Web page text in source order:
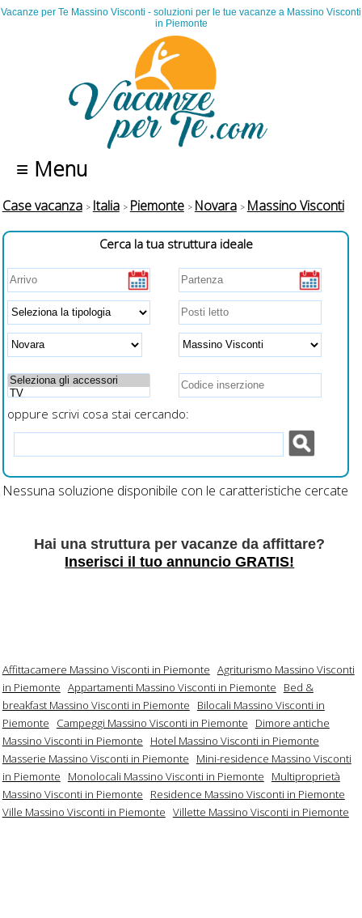
Vacanze per Te Massino Visconti - soluzioni per le tue vacanze a Massino Visconti
in Piemonte
≡ Menu
Case vacanza Italia Piemonte Novara Massino Visconti
Cerca la tua struttura ideale
oppure scrivi cosa stai cercando:
Nessuna soluzione disponibile con le caratteristiche cercate
Hai una struttura per vacanze da affittare?
Inserisci il tuo annuncio GRATIS!
Affittacamere Massino Visconti in Piemonte Agriturismo Massino Visconti
in Piemonte Appartamenti Massino Visconti in Piemonte
Bed &
breakfast Massino Visconti in Piemonte
Bilocali Massino Visconti in
Piemonte
Campeggi Massino Visconti in Piemonte
Dimore antiche
Massino Visconti in Piemonte
Hotel Massino Visconti in Piemonte
Masserie Massino Visconti in Piemonte
Mini-residence Massino Visconti
in Piemonte
Monolocali Massino Visconti in Piemonte
Multiproprietà
Massino Visconti in Piemonte
Residence Massino Visconti in Piemonte
Ville Massino Visconti in Piemonte Villette Massino Visconti in Piemonte